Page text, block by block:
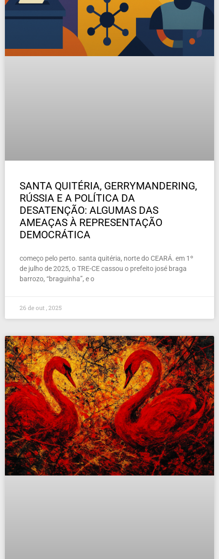
SANTA QUITÉRIA, GERRYMANDERING,
RÚSSIA E A POLÍTICA DA
DESATENÇÃO: ALGUMAS DAS
AMEAÇAS À REPRESENTAÇÃO
DEMOCRÁTICA
começo pelo perto. santa quitéria, norte do CEARÁ. em 1º
de julho de 2025, o TRE-CE cassou o prefeito josé braga
barrozo, “braguinha”, e o
26 de out , 2025